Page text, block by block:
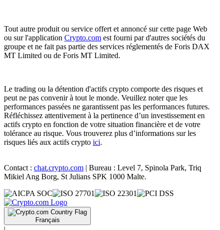
Tout autre produit ou service offert et annoncé sur cette page Web
ou sur l'application Crypto.com est fourni par d'autres sociétés du
groupe et ne fait pas partie des services réglementés de Foris DAX
MT Limited ou de Foris MT Limited.
Le trading ou la détention d'actifs crypto comporte des risques et
peut ne pas convenir à tout le monde. Veuillez noter que les
performances passées ne garantissent pas les performances futures.
Réfléchissez attentivement à la pertinence d’un investissement en
actifs crypto en fonction de votre situation financière et de votre
tolérance au risque. Vous trouverez plus d’informations sur les
risques liés aux actifs crypto ici.
Contact : chat.crypto.com | Bureau : Level 7, Spinola Park, Triq
Mikiel Ang Borg, St Julians SPK 1000 Malte.
Français